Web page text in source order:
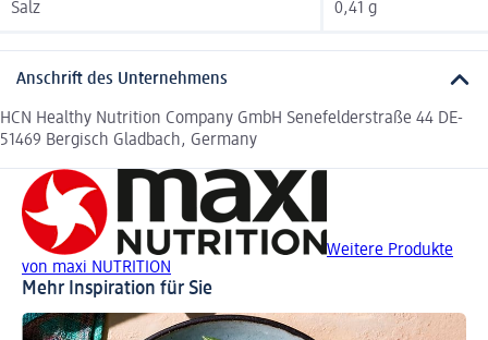
Salz 0,41 g
Anschrift des Unternehmens
HCN Healthy Nutrition Company GmbH Senefelderstraße 44 DE-
51469 Bergisch Gladbach, Germany
Weitere Produkte
von maxi NUTRITION
Mehr Inspiration für Sie